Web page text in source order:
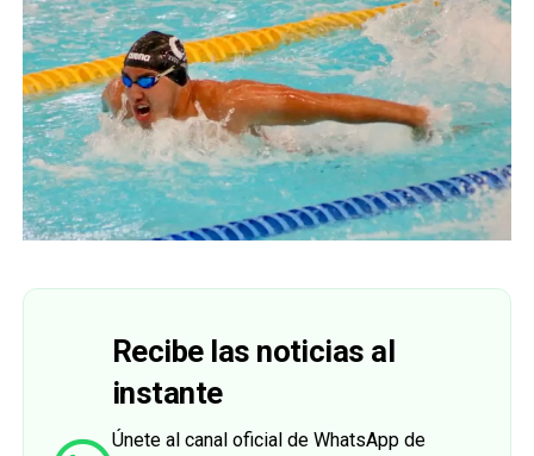
Recibe las noticias al
instante
Únete al canal oficial de WhatsApp de